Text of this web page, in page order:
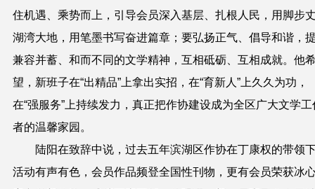
住机遇、乘势而上，引导会员深入基层、扎根人民，用脚步
湖湾大地，用笔墨书写奋进篇章；要弘扬正气、倡导和谐，
兼容并蓄、和而不同的文学精神，互相砥砺、互相成就。他
望，新班子在“出精品”上拿出实招，在“育新人”上久久为功，
在“强服务”上持续发力，真正把作协建设成为全区广大文学工
者的温馨家园。
陆阳在致辞中说，过去五年滨湖区作协在丁康权的带领
活动有声有色，会员作品频登全国性刊物，更有会员荣获冰